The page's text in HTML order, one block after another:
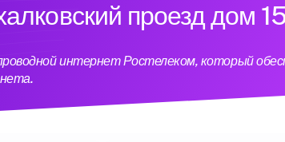
проезд дом
интернет Ростелеком, который